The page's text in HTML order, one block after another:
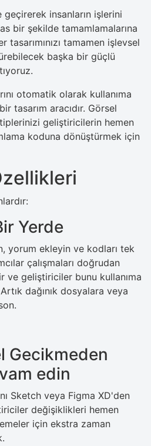
geçirerek insanların işlerini
bir şekilde tamamlamalarına
tasarımınızı tamamen işlevsel
başka bir güçlü
otomatik olarak kullanıma
tasarım aracıdır. Görsel
geliştiricilerin hemen
koduna dönüştürmek için
Yerde
yorum ekleyin ve kodları tek
çalışmaları doğrudan
ve geliştiriciler bunu kullanıma
dağınık dosyalara veya
Gecikmeden
edin
Sketch veya Figma XD'den
değişiklikleri hemen
için ekstra zaman